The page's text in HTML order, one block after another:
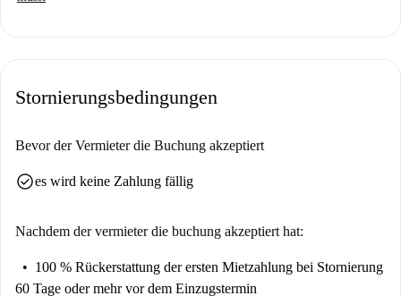
Stornierungsbedingungen
Bevor der Vermieter die Buchung akzeptiert
check_circlees wird keine Zahlung fällig
Nachdem der vermieter die buchung akzeptiert hat:
100 % Rückerstattung der ersten Mietzahlung bei Stornierung
60 Tage oder mehr vor dem Einzugstermin